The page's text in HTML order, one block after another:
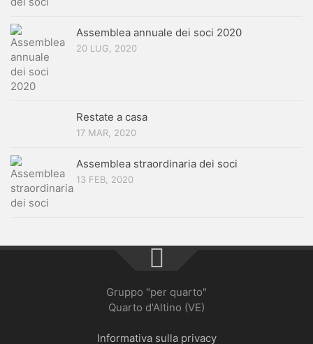
Assemblea annuale dei soci 2020
20 LUG, 2020
Restate a casa
17 MAR, 2020
Assemblea straordinaria dei soci
13 FEB, 2020
Gruppo "per quarto"
Quarto d'Altino (VE)
Informativa sulla privacy